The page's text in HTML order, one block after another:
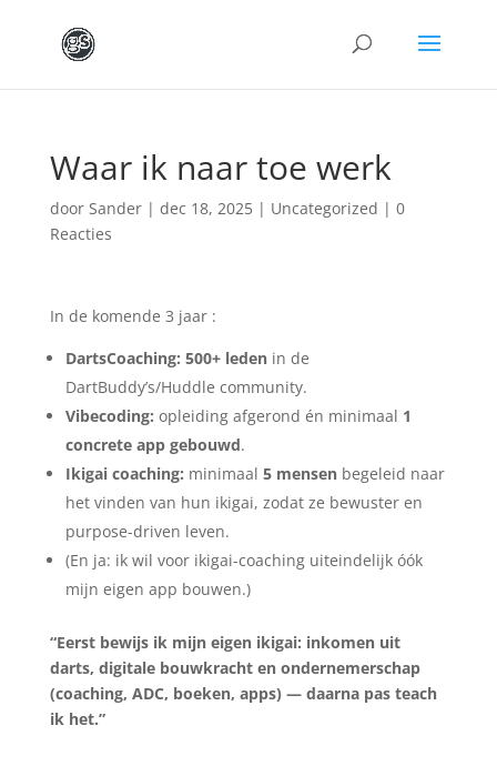
Waar ik naar toe werk
door Sander| dec 18, 2025| Uncategorized | 0
Reacties
In de komende 3 jaar :
DartsCoaching: 500+ ledenin de
DartBuddy’s/Huddle community.
Vibecoding: opleiding afgerond én minimaal 1
concrete app gebouwd.
Ikigai coaching: minimaal 5 mensenbegeleid naar
het vinden van hun ikigai, zodat ze bewuster en
purpose-driven leven.
(En ja: ik wil voor ikigai-coaching uiteindelijk óók
mijn eigen app bouwen.)
“Eerst bewijs ik mijn eigen ikigai: inkomen uit
darts, digitale bouwkracht en ondernemerschap
(coaching, ADC, boeken, apps) — daarna pas teach
ik het.”